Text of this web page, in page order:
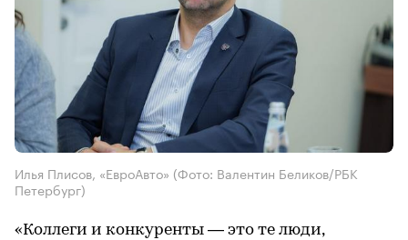
Илья Плисов, «ЕвроАвто» (Фото: Валентин Беликов/РБК
Петербург)
«Коллеги и конкуренты — это те люди,